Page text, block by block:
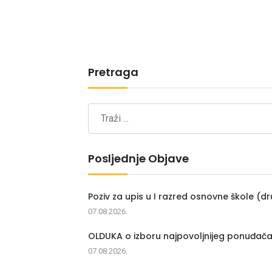
Pretraga
Posljednje Objave
Poziv za upis u I razred osnovne škole
07.08.2026.
OLDUKA o izboru najpovoljnijeg
07.08.2026.